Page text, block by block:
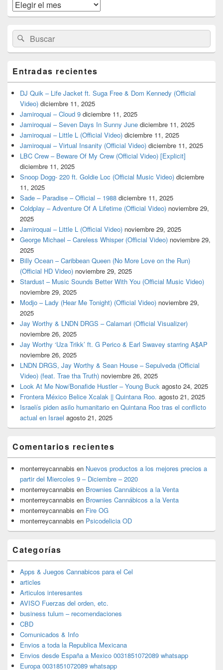
barra
lateral
primaria
Archivos
Buscar
por:
Buscar
Entradas recientes
DJ Quik – Life Jacket ft. Suga Free & Dom Kennedy (Official
Video) diciembre 11, 2025
Jamiroquai – Cloud 9 diciembre 11, 2025
Jamiroquai – Seven Days In Sunny June diciembre 11, 2025
Jamiroquai – Little L (Official Video) diciembre 11, 2025
Jamiroquai – Virtual Insanity (Official Video) diciembre 11, 2025
LBC Crew – Beware Of My Crew (Official Video) [Explicit]
diciembre 11, 2025
Snoop Dogg- 220 ft. Goldie Loc (Official Music Video) diciembre
11, 2025
Sade – Paradise – Official – 1988 diciembre 11, 2025
Coldplay – Adventure Of A Lifetime (Official Video) noviembre 29,
2025
Jamiroquai – Little L (Official Video) noviembre 29, 2025
George Michael – Careless Whisper (Official Video) noviembre 29,
2025
Billy Ocean – Caribbean Queen (No More Love on the Run)
(Official HD Video) noviembre 29, 2025
Stardust – Music Sounds Better With You (Official Music Video)
noviembre 29, 2025
Modjo – Lady (Hear Me Tonight) (Official Video) noviembre 29,
2025
Jay Worthy & LNDN DRGS – Calamari (Official Visualizer)
noviembre 26, 2025
Jay Worthy ‘Uza Trikk’ ft. G Perico & Earl Swavey starring A$AP
noviembre 26, 2025
LNDN DRGS, Jay Worthy & Sean House – Sepulveda (Official
Video) (feat. Trae tha Truth) noviembre 26, 2025
Look At Me Now/Bonafide Hustler – Young Buck agosto 24, 2025
Frontera México Belice Xcalak || Quintana Roo. agosto 21, 2025
Israelís piden asilo humanitario en Quintana Roo tras el conflicto
actual en Israel agosto 21, 2025
Comentarios recientes
monterreycannabis en Nuevos productos a los mejores precios a
partir del Miercoles 9 – Diciembre – 2020
monterreycannabis en Brownies Cannábicos a la Venta
monterreycannabis en Brownies Cannábicos a la Venta
monterreycannabis en Fire OG
monterreycannabis en Psicodelicia OD
Categorías
Apps & Juegos Cannabicos para el Cel
articles
Articulos interesantes
AVISO Fuerzas del orden, etc.
business tulum – recomendaciones
CBD
Comunicados & Info
Envios a toda la Republica Mexicana
Envios desde España a Mexico 0031851072089 whatsapp
Europa 0031851072089 whatsapp